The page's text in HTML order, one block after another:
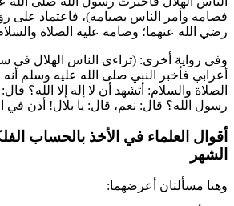
فصامه وأمر الناس بصيامه)، فاعتماد على
رضي الله عنهما؛ وصامه عليه الصلاة
وفي رواية أخرى: (تراءى الناس الهلال في
أعرابي فأخبر النبي صلى الله عليه وسلم أنه
الصلاة والسلام: أتشهد أن لا إله إلا الله؟
رسول الله؟ قال: نعم، قال: يا بلال! أذن في
أقوال العلماء في الأخذ بالحساب
الشهر
وهنا مسألتان أعرضهما: